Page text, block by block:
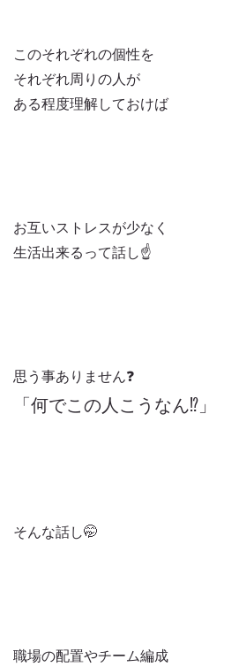
このそれぞれの個性を
それぞれ周りの人が
ある程度理解しておけば
お互いストレスが少なく
生活出来るって話し☝️
思う事ありません❓
「何でこの人こうなん⁉️」
そんな話し🤭
職場の配置やチーム編成